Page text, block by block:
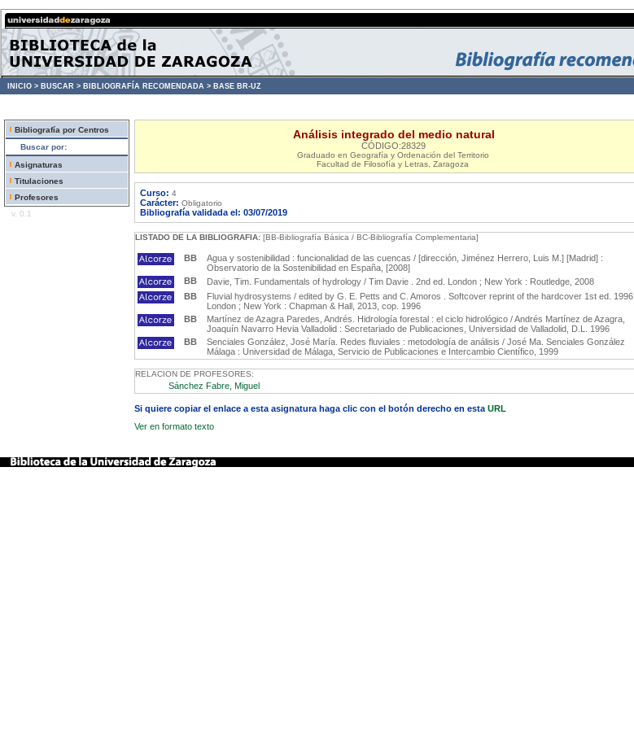
INICIO > BUSCAR > BIBLIOGRAFÍA RECOMENDADA > BASE BR-UZ
Bibliografía por Centros
Buscar por:
Asignaturas
Titulaciones
Profesores
v. 0.1
Análisis integrado del medio natural
CÓDIGO:28329
Graduado en Geografía y Ordenación del Territorio
Facultad de Filosofía y Letras, Zaragoza
Curso: 4
Carácter: Obligatorio
Bibliografía validada el: 03/07/2019
LISTADO DE LA BIBLIOGRAFIA: [BB-Bibliografía Básica / BC-Bibliografía Complementaria]
BB
Agua y sostenibilidad : funcionalidad de las cuencas / [dirección, Jiménez Herrero, Luis M.] [Madrid] :
Observatorio de la Sostenibilidad en España, [2008]
BB
Davie, Tim. Fundamentals of hydrology / Tim Davie . 2nd ed. London ; New York : Routledge, 2008
BB
Fluvial hydrosystems / edited by G. E. Petts and C. Amoros . Softcover reprint of the hardcover 1st ed. 1996
London ; New York : Chapman & Hall, 2013, cop. 1996
BB
Martínez de Azagra Paredes, Andrés. Hidrología forestal : el ciclo hidrológico / Andrés Martínez de Azagra,
Joaquín Navarro Hevia Valladolid : Secretariado de Publicaciones, Universidad de Valladolid, D.L. 1996
BB
Senciales González, José María. Redes fluviales : metodología de análisis / José Ma. Senciales González
Málaga : Universidad de Málaga, Servicio de Publicaciones e Intercambio Científico, 1999
RELACION DE PROFESORES:
Sánchez Fabre, Miguel
Si quiere copiar el enlace a esta asignatura haga clic con el botón derecho en esta URL
Ver en formato texto